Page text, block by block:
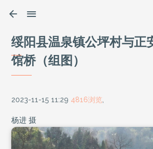
绥阳县温泉镇公坪村与正
馆桥（组图）
2023-11-15 11:29 4816浏览
杨进 摄